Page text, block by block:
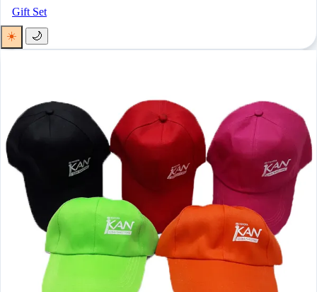
Gift Set
☀️
🌙